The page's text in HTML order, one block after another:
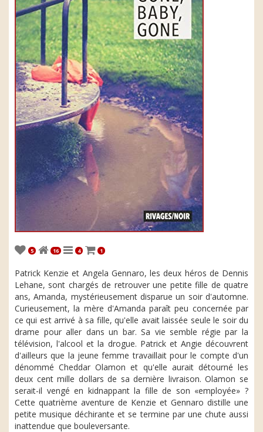
5 16 4 1
Patrick Kenzie et Angela Gennaro, les deux héros de Dennis
Lehane, sont chargés de retrouver une petite fille de quatre
ans, Amanda, mystérieusement disparue un soir d'automne.
Curieusement, la mère d'Amanda paraît peu concernée par
ce qui est arrivé à sa fille, qu'elle avait laissée seule le soir du
drame pour aller dans un bar. Sa vie semble régie par la
télévision, l'alcool et la drogue. Patrick et Angie découvrent
d'ailleurs que la jeune femme travaillait pour le compte d'un
dénommé Cheddar Olamon et qu'elle aurait détourné les
deux cent mille dollars de sa dernière livraison. Olamon se
serait-il vengé en kidnappant la fille de son «employée» ?
Cette quatrième aventure de Kenzie et Gennaro distille une
petite musique déchirante et se termine par une chute aussi
inattendue que bouleversante.